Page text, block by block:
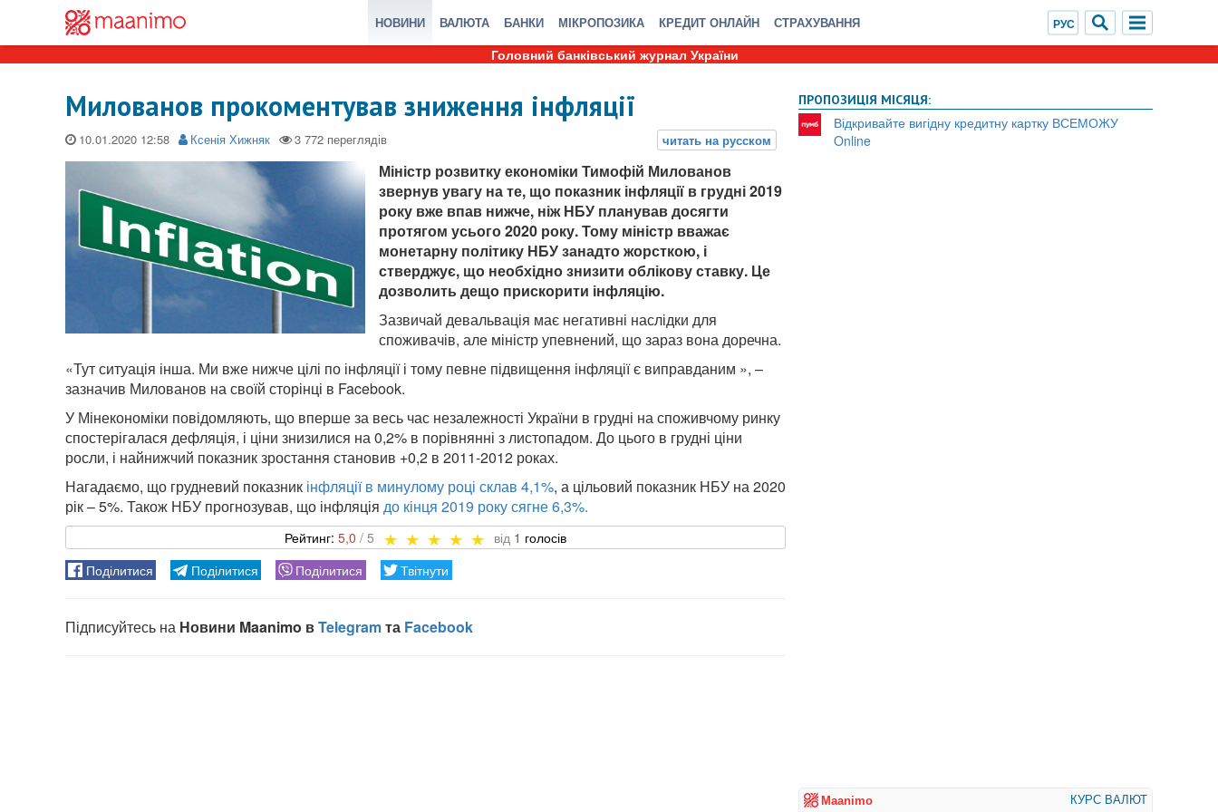
НОВИНИ ВАЛЮТА БАНКИ МІКРОПОЗИКА КРЕДИТ ОНЛАЙН СТРАХУВАННЯ
Головний банківський журнал України
Милованов прокоментував зниження інфляції
10.01.2020 Ксенія Хижняк
Міністр розвитку економіки Тимофій Милованов
звернув увагу на те, що показник інфляції в грудні 2019
року вже впав нижче, ніж НБУ планував досягти
протягом усього 2020 року. Тому міністр вважає
монетарну політику НБУ занадто жорсткою, і
стверджує, що необхідно знизити облікову ставку. Це
дозволить дещо прискорити інфляцію.
Зазвичай девальвація має негативні наслідки для
споживачів, але міністр упевнений, що зараз вона доречна.
«Тут ситуація інша. Ми вже нижче цілі по інфляції і тому певне підвищення інфляції є виправданим », –
зазначив Милованов на своїй сторінці в Facebook.
У Мінекономіки повідомляють, що вперше за весь час незалежності України в грудні на споживчому ринку
спостерігалася дефляція, і ціни знизилися на 0,2% в порівнянні з листопадом. До цього в грудні ціни
росли, і найнижчий показник зростання становив +0,2 в 2011-2012 роках.
Нагадаємо, що грудневий показник інфляції в минулому році склав 4,1%, а цільовий показник НБУ на 2020
рік – 5%. Також НБУ прогнозував, що інфляція до кінця 2019 року сягне 6,3%.
5,0 1
ПРОПОЗИЦІЯ МІСЯЦЯ:
Відкривайте вигідну кредитну картку ВСЕМОЖУ
Online